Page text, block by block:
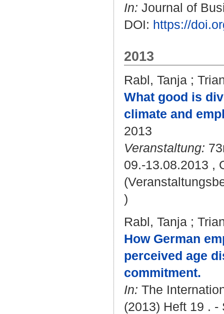
In: Journal of
DOI: https://
2013
Rabl, Tanja ;
What good is
climate and
2013
Veranstaltung:
09.-13.08.2013 ,
)
Rabl, Tanja ;
How German
perceived age
commitment.
In: The
(2013) Heft 19 . -